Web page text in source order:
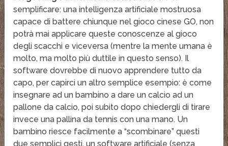
semplificare: una intelligenza artificiale mostruosa
capace di battere chiunque nel gioco cinese GO, non
potrà mai applicare queste conoscenze al gioco
degli scacchi e viceversa (mentre la mente umana è
molto, ma molto più duttile in questo senso). Il
software dovrebbe di nuovo apprendere tutto da
capo, per capirci un altro semplice esempio: è come
insegnare ad un bambino a dare un calcio ad un
pallone da calcio, poi subito dopo chiedergli di tirare
invece una pallina da tennis con una mano. Un
bambino riesce facilmente a “scombinare” questi
due semplici gesti, un software artificiale (senza